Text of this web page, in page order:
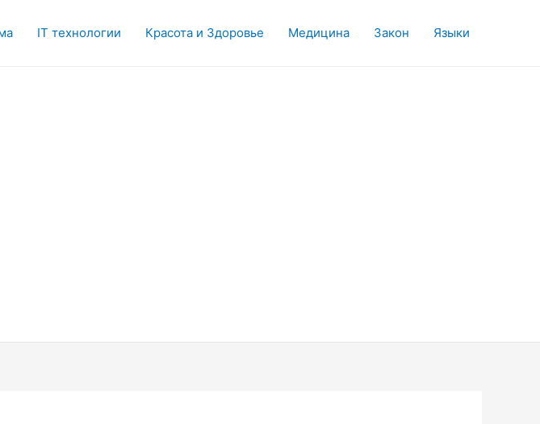
IT технологии Красота и Здоровье Медицина Закон Языки